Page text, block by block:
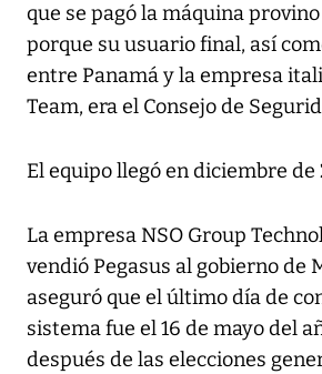
que se pagó la máquina
porque su usuario final, así
entre Panamá y la empresa
Team, era el Consejo de
El equipo llegó en diciembre de
La empresa NSO Group
vendió Pegasus al gobierno de
aseguró que el último día de
sistema fue el 16 de mayo del
después de las elecciones